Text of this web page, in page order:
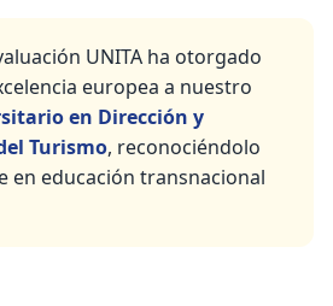
UNITA ha otorgado
europea a nuestro
en Dirección y
Turismo, reconociéndolo
en educación transnacional